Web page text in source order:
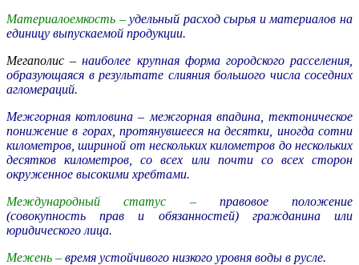
Материалоемкость – удельный расход сырья и материалов на
единицу выпускаемой продукции.
Мегаполис – наиболее крупная форма городского расселения,
образующаяся в результате слияния большого числа соседних
агломераций.
Межгорная котловина – межгорная впадина, тектоническое
понижение в горах, протянувшееся на десятки, иногда сотни
километров, шириной от нескольких километров до нескольких
десятков километров, со всех или почти со всех сторон
окруженное высокими хребтами.
Международный статус –правовое положение
(совокупность прав и обязанностей) гражданина или
юридического лица.
Межень – время устойчивого низкого уровня воды в русле.